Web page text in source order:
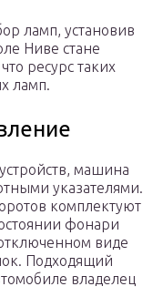
ламп, установив
Ниве стане
ресурс таких
ламп.
машина
указателями.
комплектуют
фонари
виде
Подходящий
владелец